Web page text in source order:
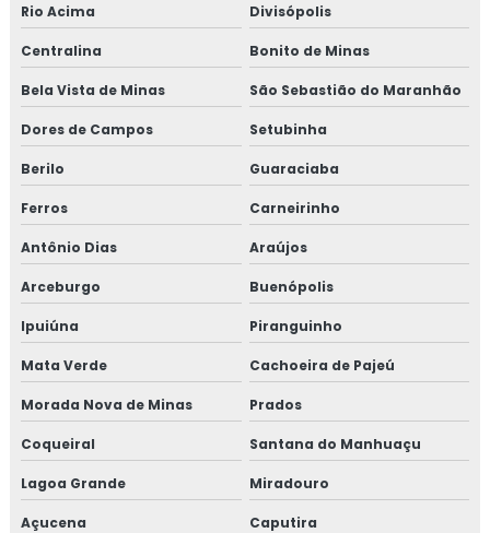
Rio Acima Divisópolis
Centralina Bonito de Minas
Bela Vista de Minas São Sebastião do Maranhão
Dores de Campos Setubinha
Berilo Guaraciaba
Ferros Carneirinho
Antônio Dias Araújos
Arceburgo Buenópolis
Ipuiúna Piranguinho
Mata Verde Cachoeira de Pajeú
Morada Nova de Minas Prados
Coqueiral Santana do Manhuaçu
Lagoa Grande Miradouro
Açucena Caputira